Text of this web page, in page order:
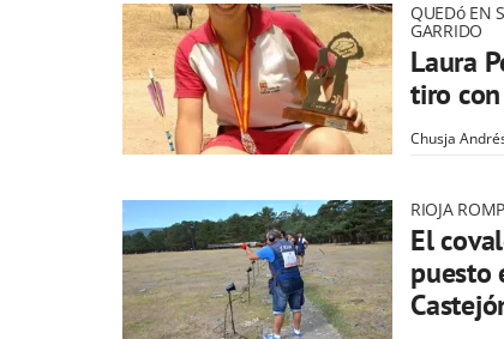
QUEDó EN
GARRIDO
Laura
tiro
Chusja
RIOJA
El
puesto